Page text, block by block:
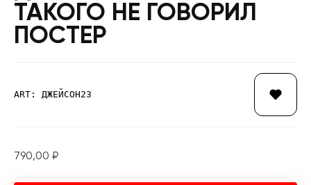
ТАКОГО НЕ ГОВОРИЛ
ПОСТЕР
ART: ДЖЕЙСОН23
790,00 ₽